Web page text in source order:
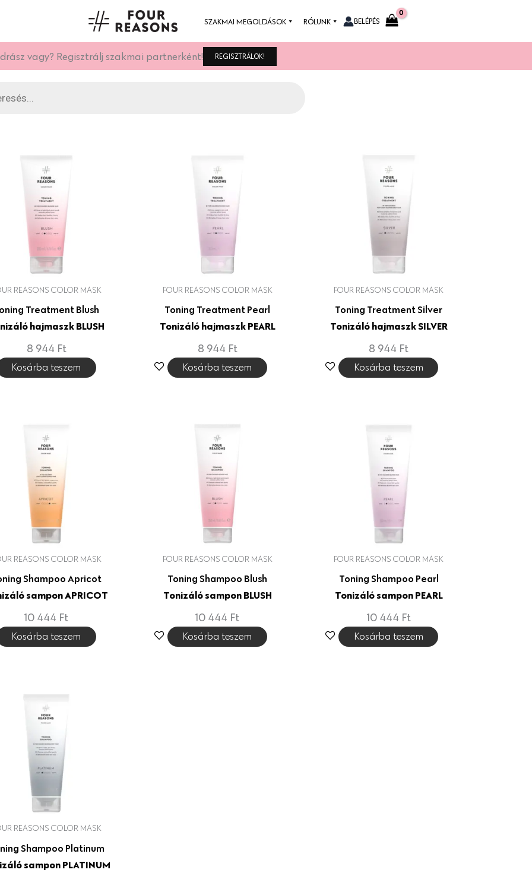
SZAKMAI MEGOLDÁSOK RÓLUNK BELÉPÉS
vagy? Regisztrálj szakmai partnerként! REGISZTRÁLOK!
REASONS COLOR MASK
Treatment Blush
hajmaszk BLUSH
8 944 Ft
Kosárba teszem
FOUR REASONS COLOR MASK
Toning Treatment Pearl
Tonizáló hajmaszk PEARL
8 944 Ft
Kosárba teszem
FOUR REASONS COLOR MASK
Toning Treatment Silver
Tonizáló hajmaszk SILVER
8 944 Ft
Kosárba teszem
REASONS COLOR MASK
Shampoo Apricot
sampon APRICOT
10 444 Ft
Kosárba teszem
FOUR REASONS COLOR MASK
Toning Shampoo Blush
Tonizáló sampon BLUSH
10 444 Ft
Kosárba teszem
FOUR REASONS COLOR MASK
Toning Shampoo Pearl
Tonizáló sampon PEARL
10 444 Ft
Kosárba teszem
REASONS COLOR MASK
Shampoo Platinum
sampon PLATINUM